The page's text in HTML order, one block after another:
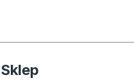
Każdy element został
Ci stworzyć harmonijną i
Sklep